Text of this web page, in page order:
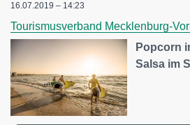
16.07.2019 – 14:23
Tourismusverband Mecklenburg-
Popcorn
Salsa im